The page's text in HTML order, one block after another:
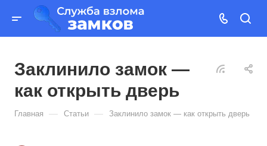
Заклинило замок —
как открыть дверь
Главная — Статьи — Заклинило замок — как открыть дверь